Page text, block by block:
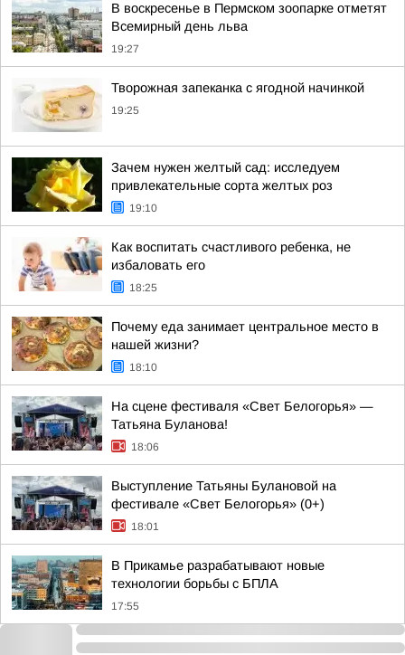
В воскресенье в Пермском зоопарке отметят
Всемирный день льва
19:27
Творожная запеканка с ягодной начинкой
19:25
Зачем нужен желтый сад: исследуем
привлекательные сорта желтых роз
19:10
Как воспитать счастливого ребенка, не
избаловать его
18:25
Почему еда занимает центральное место в
нашей жизни?
18:10
На сцене фестиваля «Свет Белогорья» —
Татьяна Буланова!
18:06
Выступление Татьяны Булановой на
фестивале «Свет Белогорья» (0+)
18:01
В Прикамье разрабатывают новые
технологии борьбы с БПЛА
17:55